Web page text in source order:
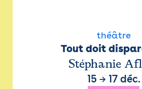
théâtre
Tout doit
Stéphanie
15 → 17 déc.